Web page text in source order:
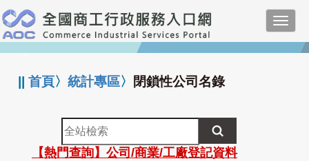
跳
到
主
要
:::
||首頁〉統計專區〉 閉鎖性公司名錄
全
站
檢
【熱門查詢】公司/商業/工廠登記資料